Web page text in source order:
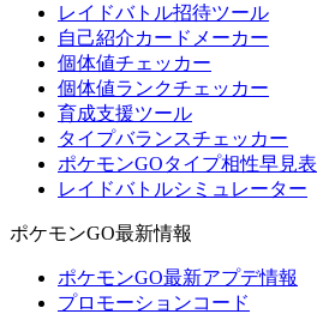
レイドバトル招待ツール
自己紹介カードメーカー
個体値チェッカー
個体値ランクチェッカー
育成支援ツール
タイプバランスチェッカー
ポケモンGOタイプ相性早見表
レイドバトルシミュレーター
ポケモンGO最新情報
ポケモンGO最新アプデ情報
プロモーションコード